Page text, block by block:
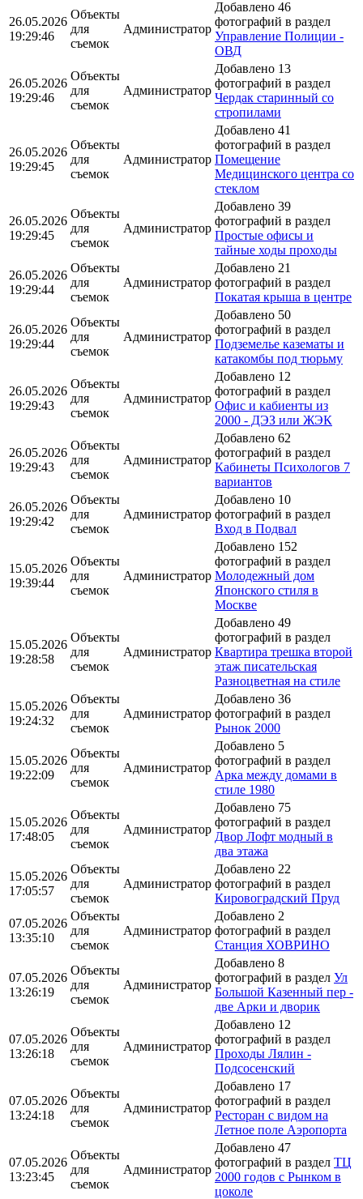
26.05.2026
19:29:46
Объекты
для
съемок
Администратор
Добавлено 46
фотографий в раздел
Управление Полиции -
ОВД
26.05.2026
19:29:46
Объекты
для
съемок
Администратор
Добавлено 13
фотографий в раздел
Чердак старинный со
стропилами
26.05.2026
19:29:45
Объекты
для
съемок
Администратор
Добавлено 41
фотографий в раздел
Помещение
Медицинского центра со
стеклом
26.05.2026
19:29:45
Объекты
для
съемок
Администратор
Добавлено 39
фотографий в раздел
Простые офисы и
тайные ходы проходы
26.05.2026
19:29:44
Объекты
для
съемок
Администратор
Добавлено 21
фотографий в раздел
Покатая крыша в центре
26.05.2026
19:29:44
Объекты
для
съемок
Администратор
Добавлено 50
фотографий в раздел
Подземелье казематы и
катакомбы под тюрьму
26.05.2026
19:29:43
Объекты
для
съемок
Администратор
Добавлено 12
фотографий в раздел
Офис и кабиенты из
2000 - ДЭЗ или ЖЭК
26.05.2026
19:29:43
Объекты
для
съемок
Администратор
Добавлено 62
фотографий в раздел
Кабинеты Психологов 7
вариантов
26.05.2026
19:29:42
Объекты
для
съемок
Администратор
Добавлено 10
фотографий в раздел
Вход в Подвал
15.05.2026
19:39:44
Объекты
для
съемок
Администратор
Добавлено 152
фотографий в раздел
Молодежный дом
Японского стиля в
Москве
15.05.2026
19:28:58
Объекты
для
съемок
Администратор
Добавлено 49
фотографий в раздел
Квартира трешка второй
этаж писательская
Разноцветная на стиле
15.05.2026
19:24:32
Объекты
для
съемок
Администратор
Добавлено 36
фотографий в раздел
Рынок 2000
15.05.2026
19:22:09
Объекты
для
съемок
Администратор
Добавлено 5
фотографий в раздел
Арка между домами в
стиле 1980
15.05.2026
17:48:05
Объекты
для
съемок
Администратор
Добавлено 75
фотографий в раздел
Двор Лофт модный в
два этажа
15.05.2026
17:05:57
Объекты
для
съемок
Администратор
Добавлено 22
фотографий в раздел
Кировоградский Пруд
07.05.2026
13:35:10
Объекты
для
съемок
Администратор
Добавлено 2
фотографий в раздел
Станция ХОВРИНО
07.05.2026
13:26:19
Объекты
для
съемок
Администратор
Добавлено 8
фотографий в раздел Ул
Большой Казенный пер -
две Арки и дворик
07.05.2026
13:26:18
Объекты
для
съемок
Администратор
Добавлено 12
фотографий в раздел
Проходы Лялин -
Подсосенский
07.05.2026
13:24:18
Объекты
для
съемок
Администратор
Добавлено 17
фотографий в раздел
Ресторан с видом на
Летное поле Аэропорта
07.05.2026
13:23:45
Объекты
для
съемок
Администратор
Добавлено 47
фотографий в раздел ТЦ
2000 годов с Рынком в
цоколе